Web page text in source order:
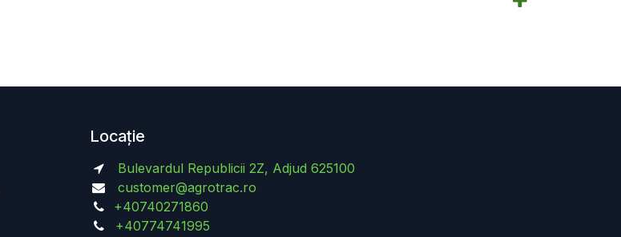
Locație
Bulevardul Republicii 2Z, Adjud 625100
customer@agrotrac.ro
+40740271860
+40774741995